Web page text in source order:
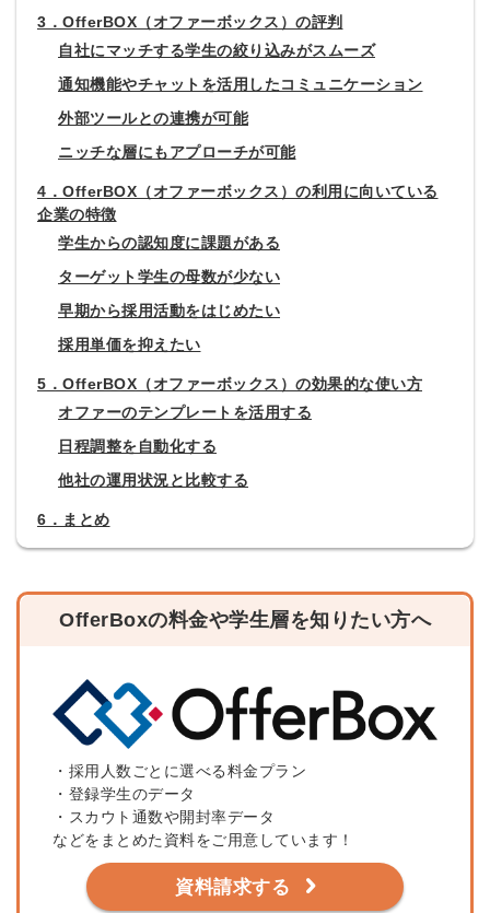
3．OfferBOX（オファーボックス）の評判
自社にマッチする学生の絞り込みがスムーズ
通知機能やチャットを活用したコミュニケーション
外部ツールとの連携が可能
ニッチな層にもアプローチが可能
4．OfferBOX（オファーボックス）の利用に向いている
企業の特徴
学生からの認知度に課題がある
ターゲット学生の母数が少ない
早期から採用活動をはじめたい
採用単価を抑えたい
5．OfferBOX（オファーボックス）の効果的な使い方
オファーのテンプレートを活用する
日程調整を自動化する
他社の運用状況と比較する
6．まとめ
OfferBoxの料金や学生層を知りたい方へ
・採用人数ごとに選べる料金プラン
・登録学生のデータ
・スカウト通数や開封率データ
などをまとめた資料をご用意しています！
資料請求する